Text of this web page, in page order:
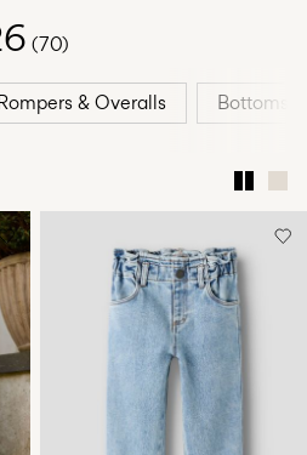
(70)
& Overalls Bottoms